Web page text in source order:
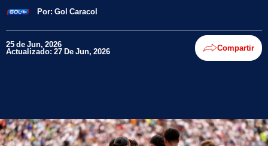
Por: Gol Caracol
25 de Jun, 2026
Actualizado: 27 De Jun, 2026 Compartir